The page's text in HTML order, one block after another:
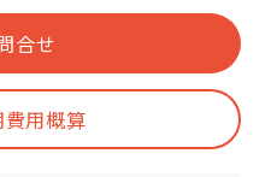
合せ
用概算